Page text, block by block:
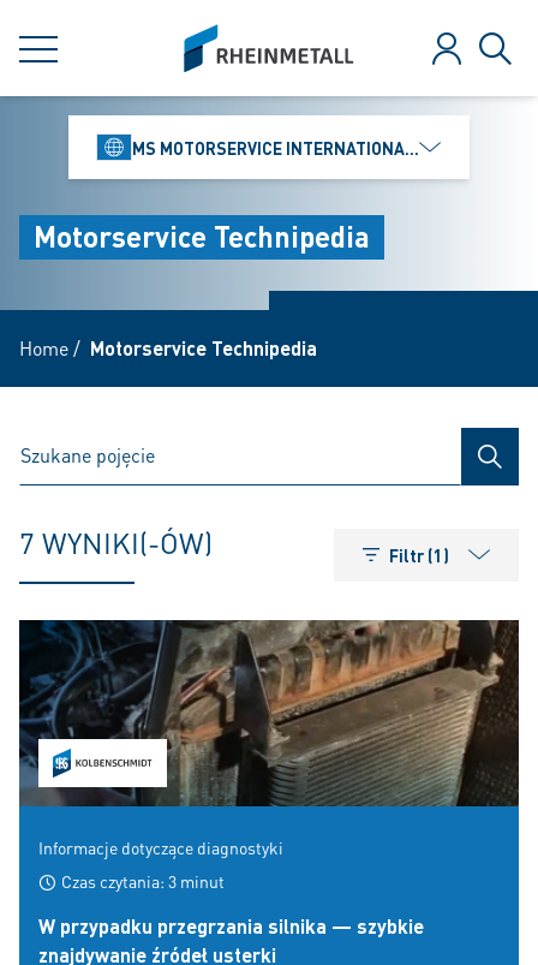
MENU
siteLogo
Zaloguj
MS MOTORSERVICE INTERNATIONAL GMBH
Motorservice Technipedia
Home/ Motorservice Technipedia
7 WYNIKI(-ÓW) Filtr (1)
Informacje dotyczące diagnostyki
Czas czytania: 3 minut
W przypadku przegrzania silnika — szybkie
znajdywanie źródeł usterki